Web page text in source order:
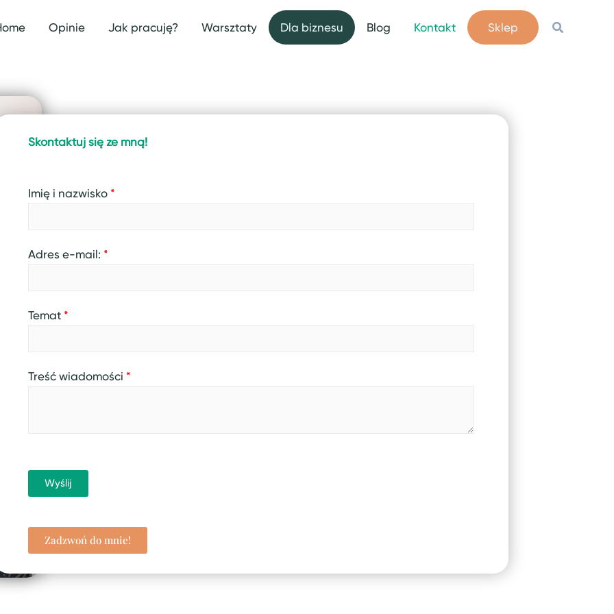
Opinie Jak pracuję? Warsztaty Dla biznesu Blog Kontakt Sklep Szukaj
Skontaktuj się ze mną!
Imię i nazwisko *
Adres e-mail: *
Temat *
Treść wiadomości *
Wyślij
Zadzwoń do mnie!